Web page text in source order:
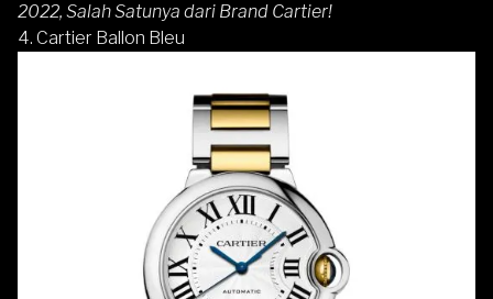
2022, Salah Satunya dari Brand Cartier!
4. Cartier Ballon Bleu